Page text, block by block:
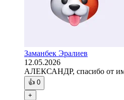
Заманбек Эралиев
12.05.2026
АЛЕКСАНДР, спасибо от
👍 0
+